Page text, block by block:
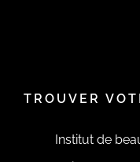
TROUVER
Institut de